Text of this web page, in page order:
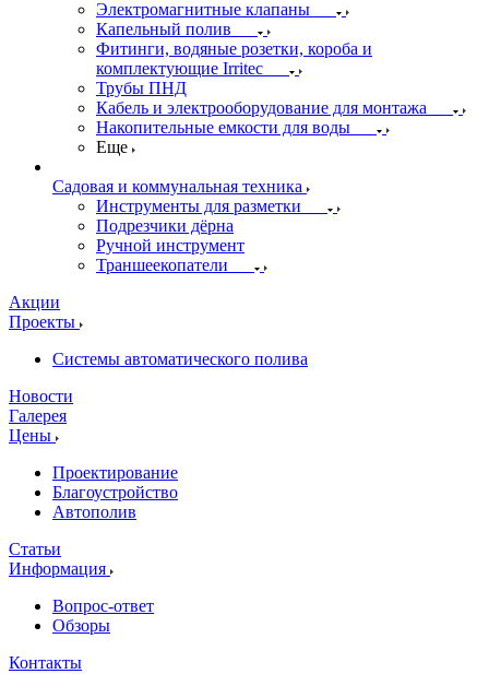
Электромагнитные клапаны
Капельный полив
Фитинги, водяные розетки, короба и
комплектующие Irritec
Трубы ПНД
Кабель и электрооборудование для монтажа
Накопительные емкости для воды
Еще
Садовая и коммунальная техника
Инструменты для разметки
Подрезчики дёрна
Ручной инструмент
Траншеекопатели
Акции
Проекты
Системы автоматического полива
Новости
Галерея
Цены
Проектирование
Благоустройство
Автополив
Статьи
Информация
Вопрос-ответ
Обзоры
Контакты